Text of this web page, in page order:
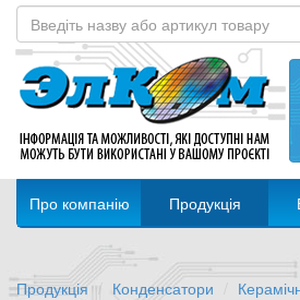
Про компанію Продукція
Продукція Конденсатори